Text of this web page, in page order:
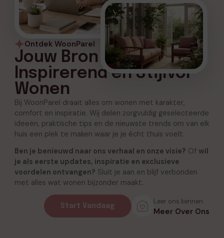
Ontdek WoonParel
Jouw Bron voor
Inspirerend en Stijlvol
Wonen
Bij WoonParel draait alles om wonen met karakter,
comfort en inspiratie. Wij delen zorgvuldig geselecteerde
ideeën, praktische tips en de nieuwste trends om van elk
huis een plek te maken waar je je écht thuis voelt.
Ben je benieuwd naar ons verhaal en onze visie? Of wil
je als eerste updates, inspiratie en exclusieve
voordelen ontvangen? Sluit je aan en blijf verbonden
met alles wat wonen bijzonder maakt.
Start Vandaag
Leer ons kennen
Meer Over Ons